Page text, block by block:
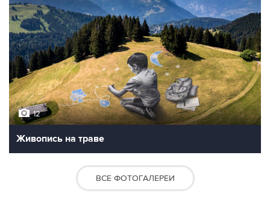
12
Живопись на траве
ВСЕ ФОТОГАЛЕРЕИ